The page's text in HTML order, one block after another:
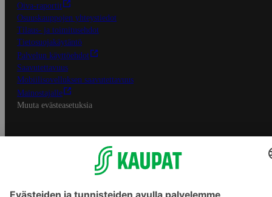
Oiva-raportit
Osuuskauppojen yhteystiedot
Tilaus- ja toimitusehdot
Tietosuojakäytäntö
Palvelun käyttöehdot
Saavutettavuus
Mobiilisovelluksen saavutettavuus
Mainostajalle
Muuta evästeasetuksia
S-ryhmän palvelut